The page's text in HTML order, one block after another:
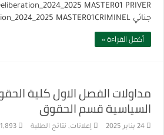
جنائي Deliberation_2024_2025 MASTER01CRIMINELتنزيل
أكمل القراءة »
مداولات الفصل الاول كلية
السياسية قسم الحقوق
24 يناير 2025 إعلانات, نتائج الطلبة 1,893